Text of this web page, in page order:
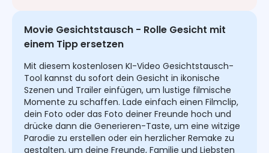
Movie Gesichtstausch - Rolle Gesicht mit
einem Tipp ersetzen
Mit diesem kostenlosen KI-Video Gesichtstausch-
Tool kannst du sofort dein Gesicht in ikonische
Szenen und Trailer einfügen, um lustige filmische
Momente zu schaffen. Lade einfach einen Filmclip,
dein Foto oder das Foto deiner Freunde hoch und
drücke dann die Generieren-Taste, um eine witzige
Parodie zu erstellen oder ein herzlicher Remake zu
gestalten, um deine Freunde, Familie und Liebsten